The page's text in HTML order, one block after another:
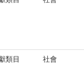
類目
社會